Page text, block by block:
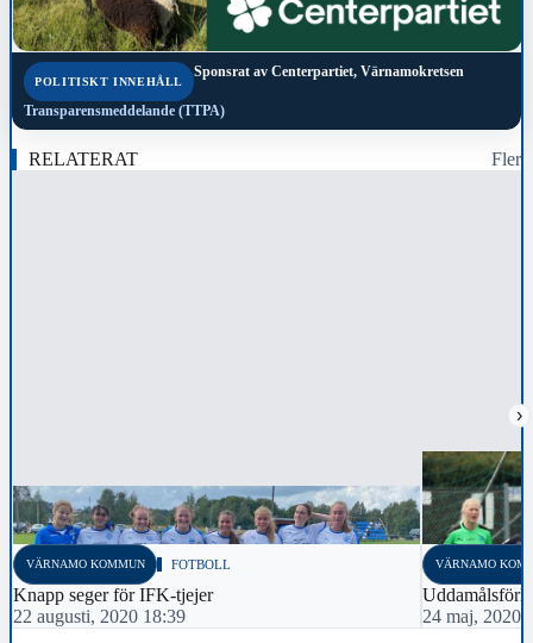
POLITISKT INNEHÅLL
Sponsrat av Centerpartiet, Värnamokretsen
Transparensmeddelande (TTPA)
RELATERAT Fler
›
VÄRNAMO KOMMUN FOTBOLL
Knapp seger för IFK-tjejer
22 augusti, 2020 18:39
VÄRNAMO
24 maj, 2020